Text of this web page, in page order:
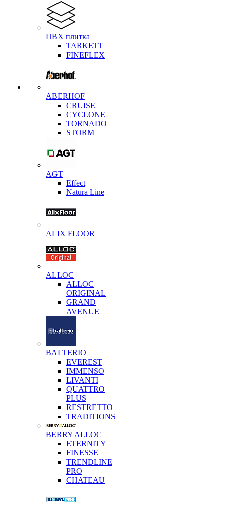
ПВХ плитка
TARKETT
FINEFLEX
ABERHOF
CRUISE
CYCLONE
TORNADO
STORM
AGT
Effect
Natura Line
ALIX FLOOR
ALLOC
ALLOC
ORIGINAL
GRAND
AVENUE
BALTERIO
EVEREST
IMMENSO
LIVANTI
QUATTRO
PLUS
RESTRETTO
TRADITIONS
BERRY ALLOC
ETERNITY
FINESSE
TRENDLINE
PRO
CHATEAU